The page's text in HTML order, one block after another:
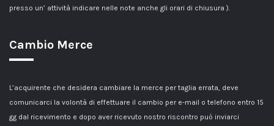
presso un’ attività indicare nelle note anche gli orari di chiusura ).
Cambio Merce
L’acquirente che desidera cambiare la merce per taglia errata, deve
comunicarci la volontà di effettuare il cambio per e-mail o telefono entro 15
gg dal ricevimento e dopo aver ricevuto nostro riscontro può inviarci